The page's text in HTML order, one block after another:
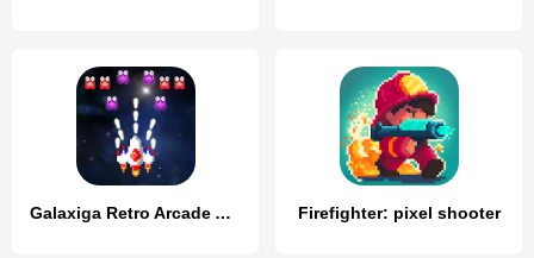
Galaxiga Retro Arcade Action Firefighter: pixel shooter